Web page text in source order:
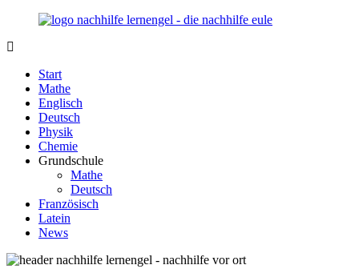
Zurück
Inhalt
Lernengel.de
Nachhilfe-
Eule
berät
zum
Thema
Nachhilfe
Lernen
wieder
Spaß
Start
Mathe
Englisch
Deutsch
Physik
Chemie
Grundschule
Mathe
Deutsch
Französisch
Latein
News